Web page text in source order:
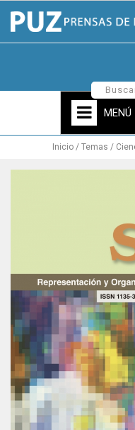
MENÚ
Inicio Temas